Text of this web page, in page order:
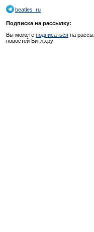
beatles_ru
Подписка на рассылку:
Вы можете подписаться на
новостей Битлз.ру